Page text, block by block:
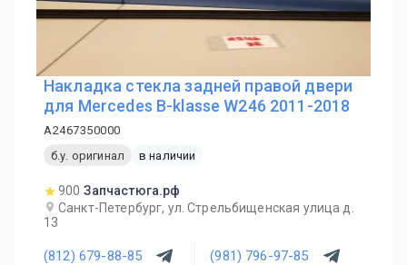
Накладка стекла задней правой двери
для Mercedes B-klasse W246 2011-2018
A2467350000
б.у. оригинал
в наличии
900 Запчастюга.рф
Санкт-Петербург, ул. Стрельбищенская улица д.
13
(812) 679-88-85 (981) 796-97-85